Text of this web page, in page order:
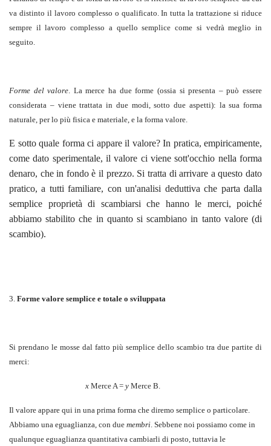
va distinto il lavoro complesso o qualificato. In tutta la trattazione si riduce
sempre il lavoro complesso a quello semplice come si vedrà meglio in
seguito.
Forme del valore. La merce ha due forme (ossia si presenta – può essere
considerata – viene trattata in due modi, sotto due aspetti): la sua forma
naturale, per lo più fisica e materiale, e la forma valore.
E sotto quale forma ci appare il valore? In pratica, empiricamente,
come dato sperimentale, il valore ci viene sott'occhio nella forma
denaro, che in fondo è il prezzo. Si tratta di arrivare a questo dato
pratico, a tutti familiare, con un'analisi deduttiva che parta dalla
semplice proprietà di scambiarsi che hanno le merci, poiché
abbiamo stabilito che in quanto si scambiano in tanto valore (di
scambio).
3. Forme valore semplice e totale o sviluppata
Si prendano le mosse dal fatto più semplice dello scambio tra due partite di
merci:
x Merce A = y Merce B.
Il valore appare qui in una prima forma che diremo semplice o particolare.
Abbiamo una eguaglianza, con due membri. Sebbene noi possiamo come in
qualunque eguaglianza quantitativa cambiarli di posto, tuttavia le